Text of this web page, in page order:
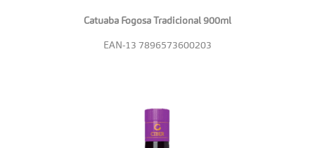
Catuaba Fogosa Tradicional 900ml
EAN-13 7896573600203